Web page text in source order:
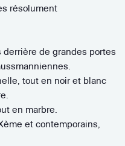
résolument
de grandes portes
tout en noir et blanc
en marbre.
et contemporains,